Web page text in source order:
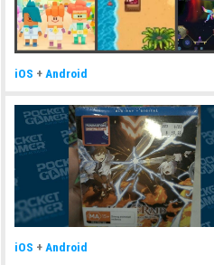
iOS +Android
iOS +Android